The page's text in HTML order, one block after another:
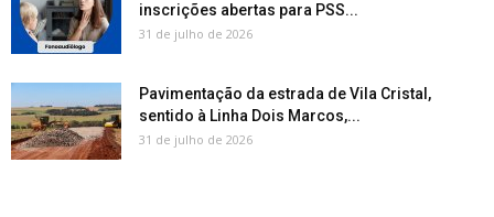
inscrições abertas para PSS...
31 de julho de 2026
Pavimentação da estrada de Vila Cristal,
sentido à Linha Dois Marcos,...
31 de julho de 2026